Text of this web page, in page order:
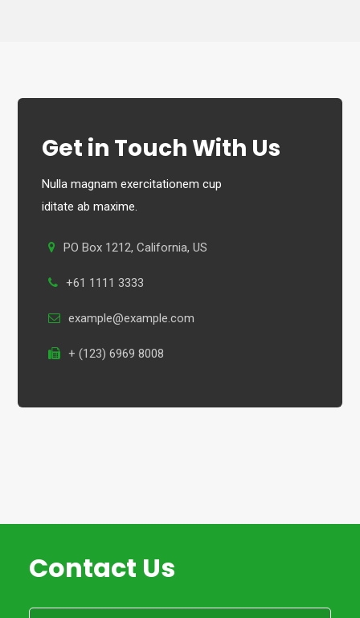
Get in Touch With Us
Nulla magnam exercitationem cup
iditate ab maxime.
PO Box 1212, California, US
+61 1111 3333
example@example.com
+ (123) 6969 8008
Contact Us